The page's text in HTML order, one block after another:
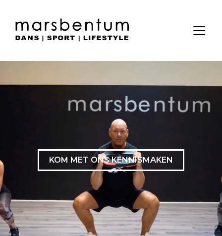
KOM MET ONS KENNISMAKEN